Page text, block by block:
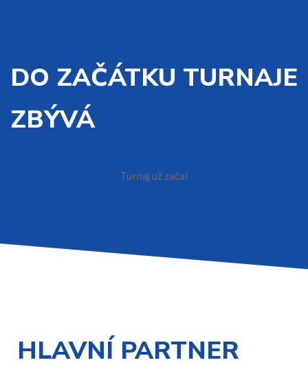
DO ZAČÁTKU TURNAJE
ZBÝVÁ
Turnaj už začal
HLAVNÍ PARTNER